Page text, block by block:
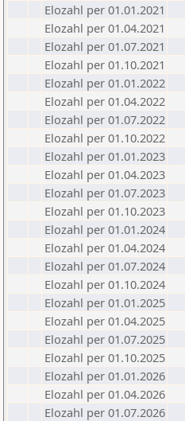
Elozahl per 01.01.2021
Elozahl per 01.04.2021
Elozahl per 01.07.2021
Elozahl per 01.10.2021
Elozahl per 01.01.2022
Elozahl per 01.04.2022
Elozahl per 01.07.2022
Elozahl per 01.10.2022
Elozahl per 01.01.2023
Elozahl per 01.04.2023
Elozahl per 01.07.2023
Elozahl per 01.10.2023
Elozahl per 01.01.2024
Elozahl per 01.04.2024
Elozahl per 01.07.2024
Elozahl per 01.10.2024
Elozahl per 01.01.2025
Elozahl per 01.04.2025
Elozahl per 01.07.2025
Elozahl per 01.10.2025
Elozahl per 01.01.2026
Elozahl per 01.04.2026
Elozahl per 01.07.2026